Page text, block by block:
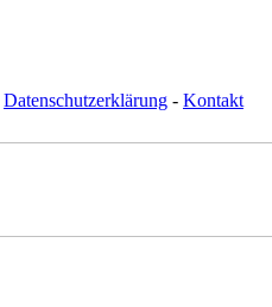
Datenschutzerklärung - Kontakt